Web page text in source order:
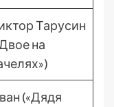
Тарусин
на
(«Дядя